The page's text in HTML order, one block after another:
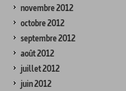
novembre 2012
octobre 2012
septembre 2012
août 2012
juillet 2012
juin 2012